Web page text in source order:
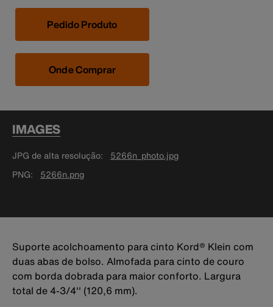
Pedido Produto
Onde Comprar
IMAGES
JPG de alta resolução
5266n_photo.jpg
PNG
5266n.png
Suporte acolchoamento para cinto Kord® Klein com
duas abas de bolso. Almofada para cinto de couro
com borda dobrada para maior conforto. Largura
total de 4-3/4'' (120,6 mm).